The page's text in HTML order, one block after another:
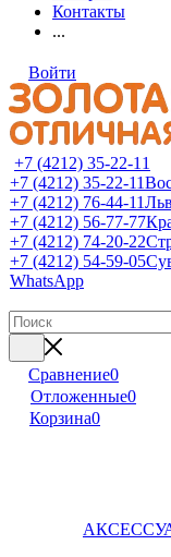
Контакты
...
Войти
+7 (4212) 35-22-11
+7 (4212) 35-22-11
+7 (4212) 76-44-11
+7 (4212) 56-77-77
+7 (4212) 74-20-22
+7 (4212) 54-59-05
WhatsApp
Сравнение0
Отложенные0
Корзина0